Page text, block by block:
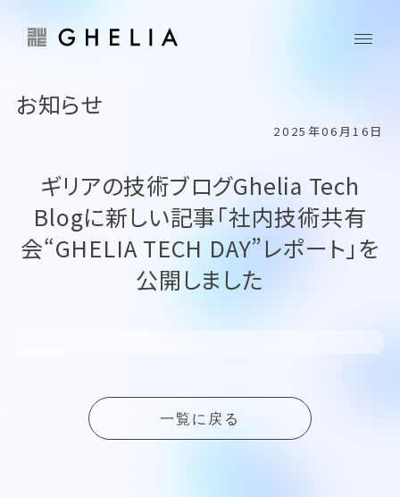
お知らせ
2025年06月16日
ギリアの技術ブログGhelia Tech
Blogに新しい記事「社内技術共有
会“GHELIA TECH DAY”レポート」を
公開しました
一覧に戻る